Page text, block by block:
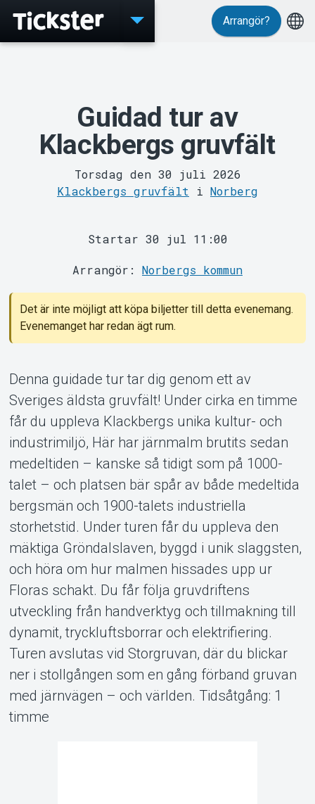
MyTickster
Support
Om Tickster
Arrangör?
Guidad tur av
Klackbergs gruvfält
Torsdag den 30 juli 2026
Klackbergs gruvfält i Norberg
Startar 30 jul 11:00
Arrangör: Norbergs kommun
Det är inte möjligt att köpa biljetter till detta evenemang.
Evenemanget har redan ägt rum.
Denna guidade tur tar dig genom ett av
Sveriges äldsta gruvfält! Under cirka en timme
får du uppleva Klackbergs unika kultur- och
industrimiljö, Här har järnmalm brutits sedan
medeltiden – kanske så tidigt som på 1000-
talet – och platsen bär spår av både medeltida
bergsmän och 1900-talets industriella
storhetstid. Under turen får du uppleva den
mäktiga Gröndalslaven, byggd i unik slaggsten,
och höra om hur malmen hissades upp ur
Floras schakt. Du får följa gruvdriftens
utveckling från handverktyg och tillmakning till
dynamit, tryckluftsborrar och elektrifiering.
Turen avslutas vid Storgruvan, där du blickar
ner i stollgången som en gång förband gruvan
med järnvägen – och världen. Tidsåtgång: 1
timme